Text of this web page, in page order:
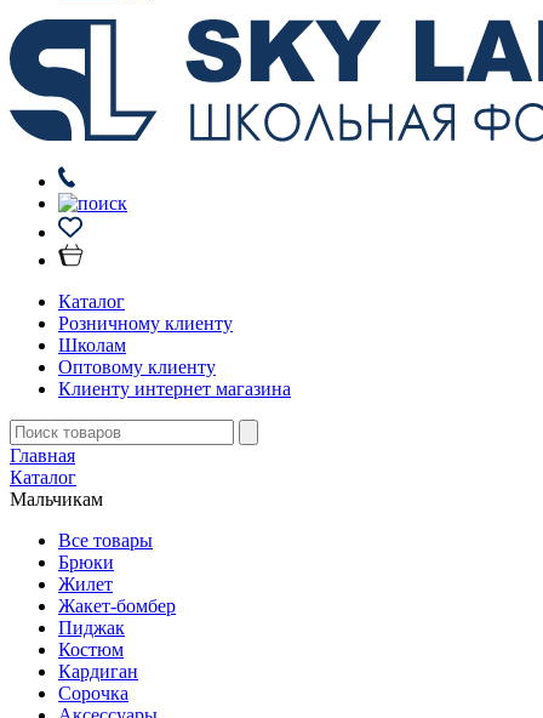
Каталог
Розничному клиенту
Школам
Оптовому клиенту
Клиенту интернет магазина
Главная
Каталог
Мальчикам
Все товары
Брюки
Жилет
Жакет-бомбер
Пиджак
Костюм
Кардиган
Сорочка